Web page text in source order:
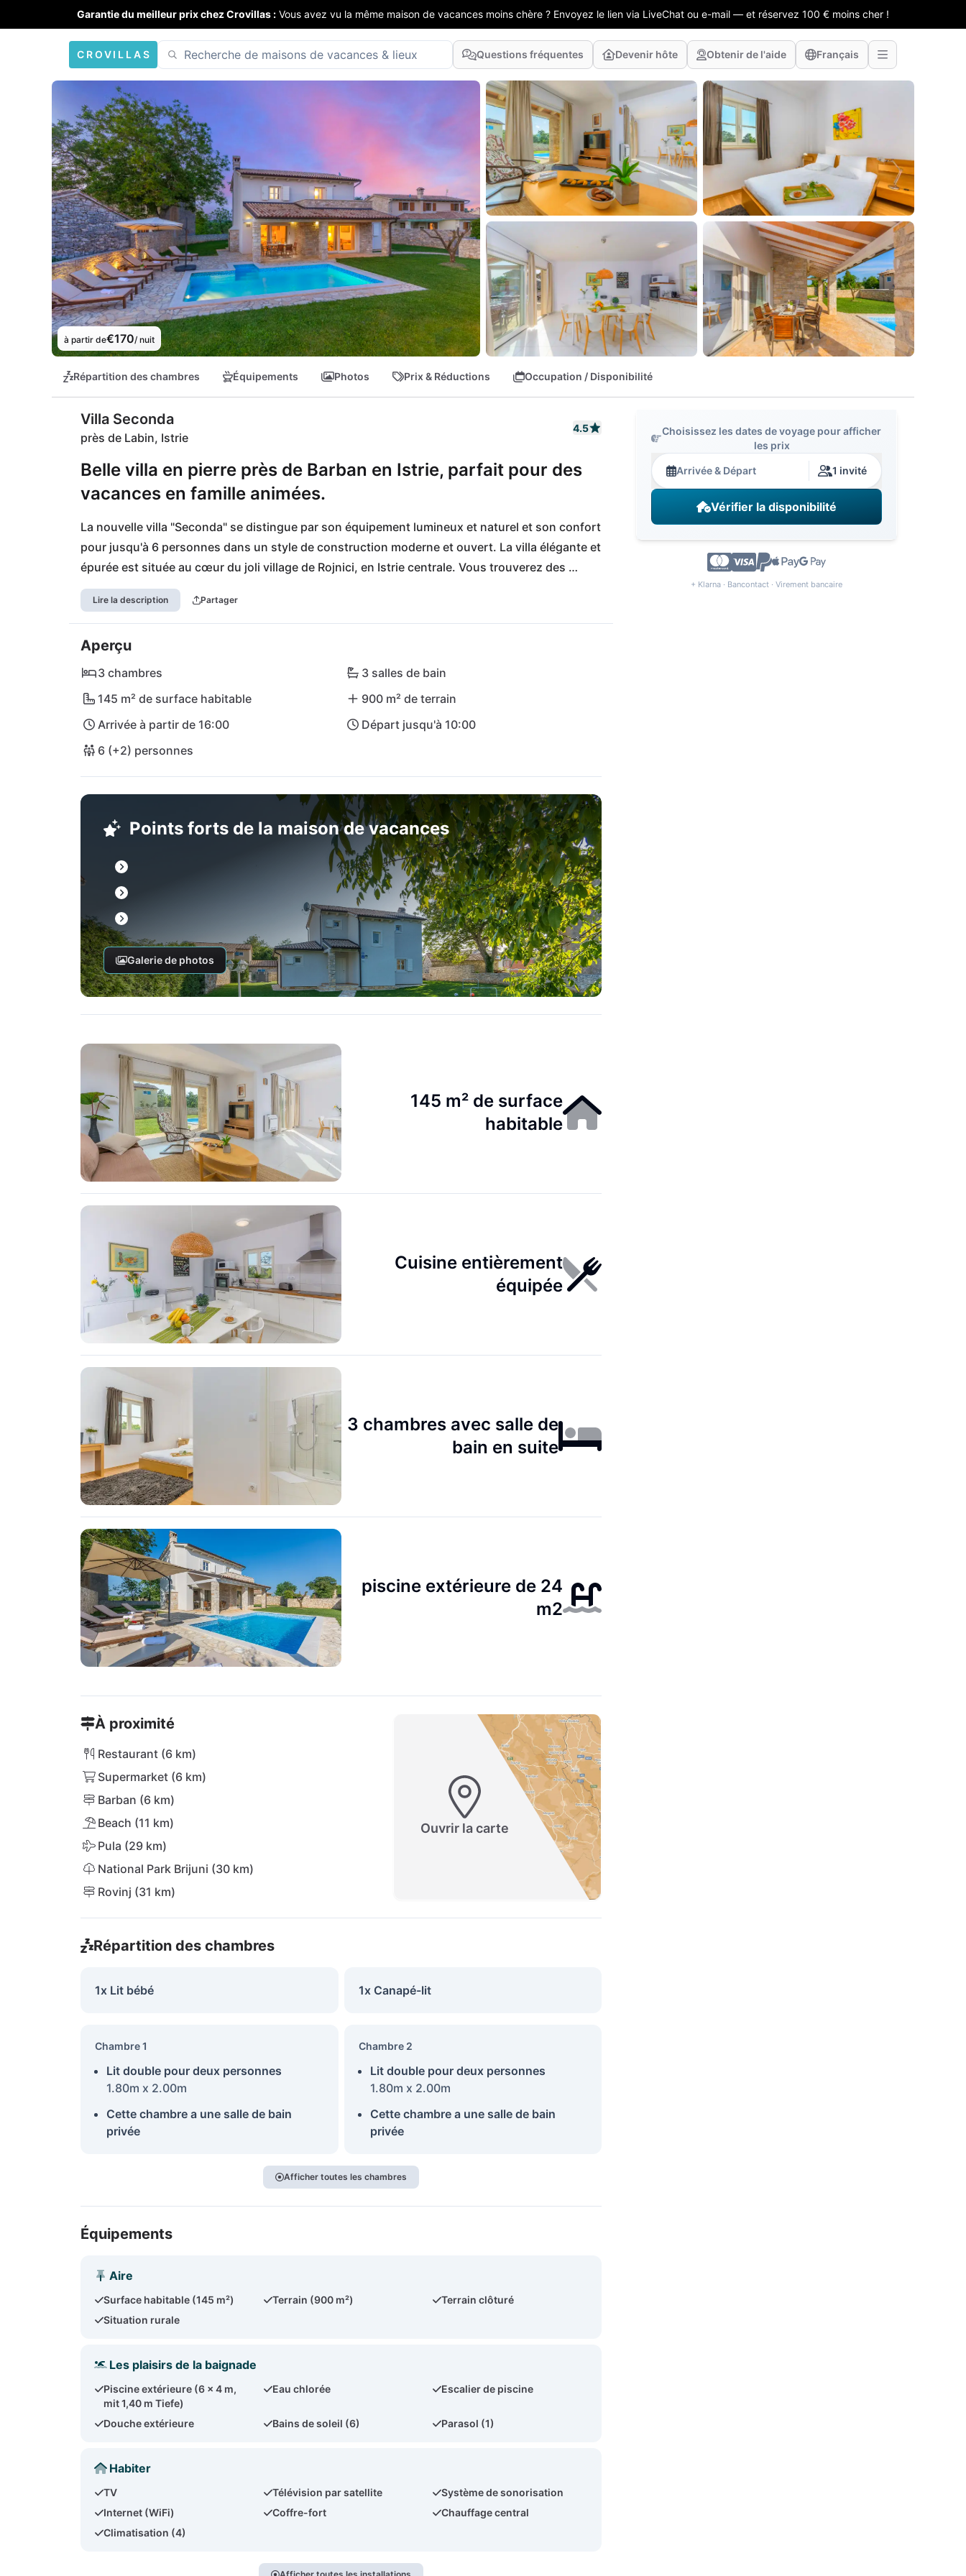
Garantie du meilleur prix chez Crovillas : Vous avez vu la même maison de vacances moins chère ? Envoyez le lien via LiveChat ou e-mail — et réservez 100 € moins cher !
CROVILLAS Questions fréquentes Devenir hôte Obtenir de l'aide Français
à partir de€170/ nuit
Répartition des chambres Équipements Photos Prix & Réductions Occupation / Disponibilité
Villa Seconda
près de Labin, Istrie
4.5
Belle villa en pierre près de Barban en Istrie, parfait pour des
vacances en famille animées.
La nouvelle villa "Seconda" se distingue par son équipement lumineux et naturel et son confort
pour jusqu'à 6 personnes dans un style de construction moderne et ouvert. La villa élégante et
épurée est située au cœur du joli village de Rojnici, en Istrie centrale. Vous trouverez des
commerces de proximité dans le village. La villa n'est qu'à quelques kilomètres de grandes
villes telles que Barban, Svetvinčenat ou Žminj et peut être facilement atteinte en voiture de
location. L'aéroport de Pula est situé à 30 km. Pour une journée à la plage, vous avez un grand
choix de plages aux caractéristiques variées à disposition.
Lire la description Partager
Aperçu
3 chambres
3 salles de bain
145 m² de surface habitable
900 m² de terrain
Arrivée à partir de 16:00
Départ jusqu'à 10:00
6 (+2) personnes
Points forts de la maison de vacances
Galerie de photos
145 m² de surface
habitable
Cuisine entièrement
équipée
3 chambres avec salle de
bain en suite
piscine extérieure de 24
m2
À proximité
Restaurant (6 km)
Supermarket (6 km)
Barban (6 km)
Beach (11 km)
Pula (29 km)
National Park Brijuni (30 km)
Rovinj (31 km)
Ouvrir la carte
Répartition des chambres
1x Lit bébé 1x Canapé-lit
Chambre 1
Lit double pour deux personnes
1.80m x 2.00m
Cette chambre a une salle de bain
privée
Chambre 2
Lit double pour deux personnes
1.80m x 2.00m
Cette chambre a une salle de bain
privée
Afficher toutes les chambres
Équipements
Aire
Surface habitable (145 m²) Terrain (900 m²)
Terrain clôturé
Situation rurale
Les plaisirs de la baignade
Piscine extérieure (6 x 4 m,
mit 1,40 m Tiefe)
Eau chlorée Escalier de piscine
Douche extérieure Bains de soleil (6) Parasol (1)
Habiter
TV Télévision par satellite
Système de sonorisation
Internet (WiFi)
Coffre-fort
Chauffage central
Climatisation (4)
Choisissez les dates de voyage pour afficher
les prix
Arrivée & Départ 1 invité
Vérifier la disponibilité
+ Klarna · Bancontact · Virement bancaire